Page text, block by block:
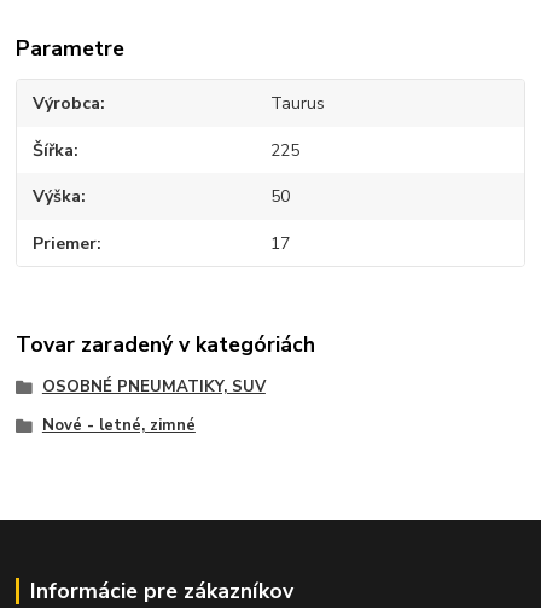
Parametre
Výrobca Taurus
Šířka 225
Výška 50
Priemer 17
Tovar zaradený v kategóriách
OSOBNÉ PNEUMATIKY, SUV
Nové - letné, zimné
Informácie pre zákazníkov